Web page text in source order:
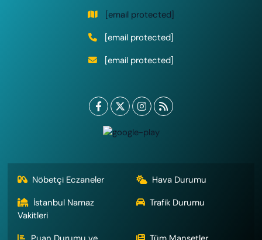
[email protected]
[email protected]
[email protected]
Nöbetçi Eczaneler
Hava Durumu
İstanbul Namaz
Vakitleri
Trafik Durumu